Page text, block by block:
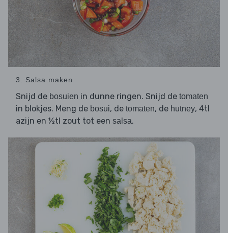
3. Salsa maken
Snijd de bosuien in dunne ringen. Snijd de tomaten
in blokjes. Meng de bosui, de tomaten, de hutney, 4tl
azijn en ½tl zout tot een salsa.